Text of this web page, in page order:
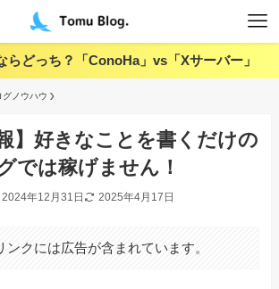
どっち？「ConoHa」vs「Xサーバー」
グノウハウ
報】好きなことを書くだけの
では稼げません！
2024年12月31日 2025年4月17日
ンクには広告が含まれています。